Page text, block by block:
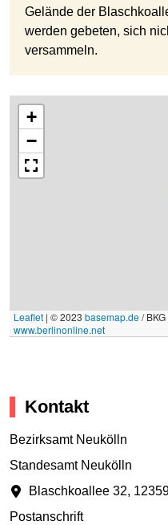
Gelände der
werden gebeten, sich
versammeln.
+
−
Leaflet | © 2023 basemap.de/
www.berlinonline.net
Kontakt
Bezirksamt Neukölln
Standesamt Neukölln
Blaschkoallee 32,
Postanschrift